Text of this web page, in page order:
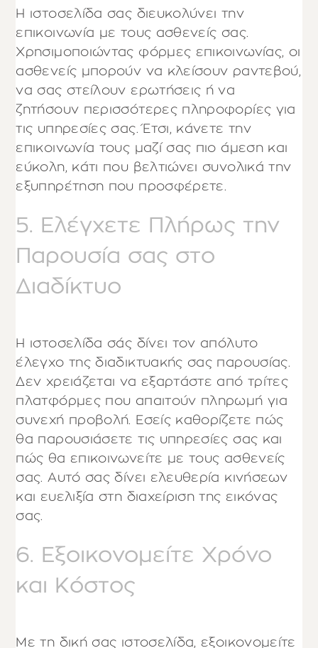
Η ιστοσελίδα σας διευκολύνει την
επικοινωνία με τους ασθενείς σας.
Χρησιμοποιώντας φόρμες επικοινωνίας, οι
ασθενείς μπορούν να κλείσουν ραντεβού,
να σας στείλουν ερωτήσεις ή να
ζητήσουν περισσότερες πληροφορίες για
τις υπηρεσίες σας. Έτσι, κάνετε την
επικοινωνία τους μαζί σας πιο άμεση και
εύκολη, κάτι που βελτιώνει συνολικά την
εξυπηρέτηση που προσφέρετε.
5. Ελέγχετε Πλήρως την
Παρουσία σας στο
Διαδίκτυο
Η ιστοσελίδα σάς δίνει τον απόλυτο
έλεγχο της διαδικτυακής σας παρουσίας.
Δεν χρειάζεται να εξαρτάστε από τρίτες
πλατφόρμες που απαιτούν πληρωμή για
συνεχή προβολή. Εσείς καθορίζετε πώς
θα παρουσιάσετε τις υπηρεσίες σας και
πώς θα επικοινωνείτε με τους ασθενείς
σας. Αυτό σας δίνει ελευθερία κινήσεων
και ευελιξία στη διαχείριση της εικόνας
σας.
6. Εξοικονομείτε Χρόνο
και Κόστος
Με τη δική σας ιστοσελίδα, εξοικονομείτε